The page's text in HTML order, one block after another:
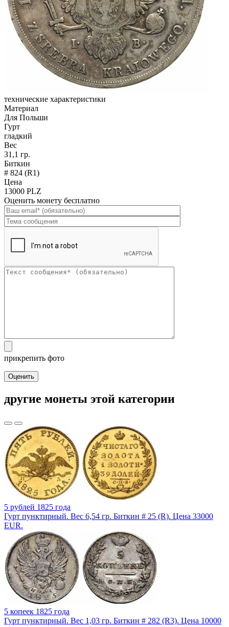
технические характеристики
Материал
Для Польши
Гурт
гладкий
Вес
31,1 гр.
Биткин
# 824 (R1)
Цена
13000 PLZ
Оценить монету бесплатно
прикрепить фото
Оценить
другие монеты этой категории
5 рублей 1825 года
Гурт пунктирный. Вес 6,54 гр. Биткин # 25 (R). Цена 33000
EUR.
5 копеек 1825 года
Гурт пунктирный. Вес 1,03 гр. Биткин # 282 (R3). Цена 10000